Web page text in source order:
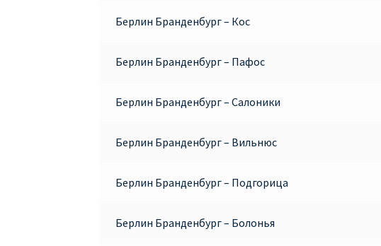
Берлин Бранденбург – Кос
Берлин Бранденбург – Пафос
Берлин Бранденбург – Салоники
Берлин Бранденбург – Вильнюс
Берлин Бранденбург – Подгорица
Берлин Бранденбург – Болонья